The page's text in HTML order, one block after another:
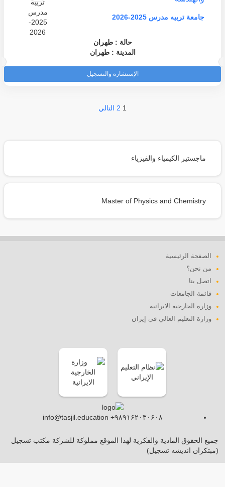
جامعة تربيه مدرس 2025-2026
حالة : طهران
المدينة : طهران
الإستشارة والتسجيل
2 التالي
ماجستير الكيمياء والفيزياء
Master of Physics and Chemistry
الصفحة الرئيسية
من نحن؟
اتصل بنا
قائمة الجامعات
وزارة الخارجية الايرانية
وزارة التعليم العالي في إيران
info@tasjil.education +۹۸۹۱۶۲۰۳۰۶۰۸
جميع الحقوق المادية والفكرية لهذا الموقع مملوكة للشركة مكتب تسجيل
(مبتکران اندیشه تسجیل)